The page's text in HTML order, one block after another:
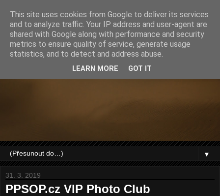
▼
31. 3. 2019
PPSOP.cz VIP Photo Club
This site uses cookies from Google to deliver its services
and to analyze traffic. Your IP address and user-agent are
shared with Google along with performance and security
metrics to ensure quality of service, generate usage
statistics, and to detect and address abuse.
LEARN MORE GOT IT